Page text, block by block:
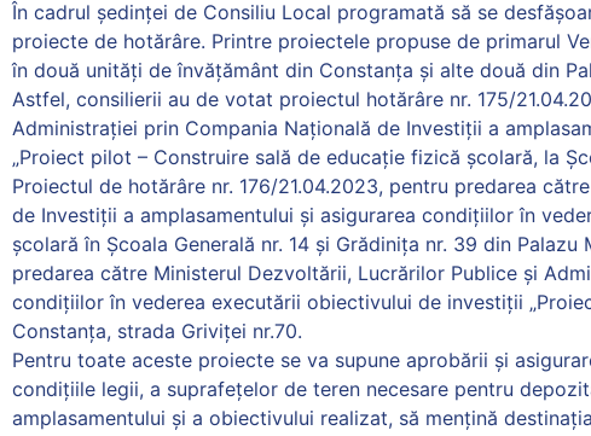
În cadrul ședinței de Consiliu Local programată să se
proiecte de hotărâre. Printre proiectele propuse de primarul
în două unități de învățământ din Constanța și alte două din
Astfel, consilierii au de votat proiectul hotărâre nr. 175/
Administrației prin Compania Națională de Investiții a
„Proiect pilot – Construire sală de educație fizică școlară, la
Proiectul de hotărâre nr. 176/21.04.2023, pentru predarea
de Investiții a amplasamentului și asigurarea condițiilor în
școlară în Școala Generală nr. 14 și Grădinița nr. 39 din
predarea către Ministerul Dezvoltării, Lucrărilor Publice și
condițiilor în vederea executării obiectivului de investiții
Constanța, strada Griviței nr.70.
Pentru toate aceste proiecte se va supune aprobării și
condițiile legii, a suprafețelor de teren necesare pentru
amplasamentului și a obiectivului realizat, să mențină